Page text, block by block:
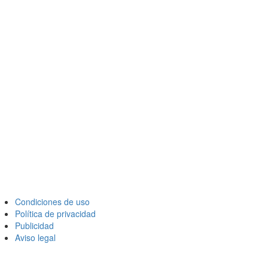
Condiciones de uso
Política de privacidad
Publicidad
Aviso legal